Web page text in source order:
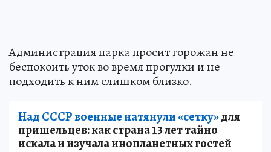
Администрация парка просит горожан не
беспокоить уток во время прогулки и не
подходить к ним слишком близко.
Над СССР военные натянули «сетку»для
пришельцев: как страна 13 лет тайно
искала и изучала инопланетных гостей